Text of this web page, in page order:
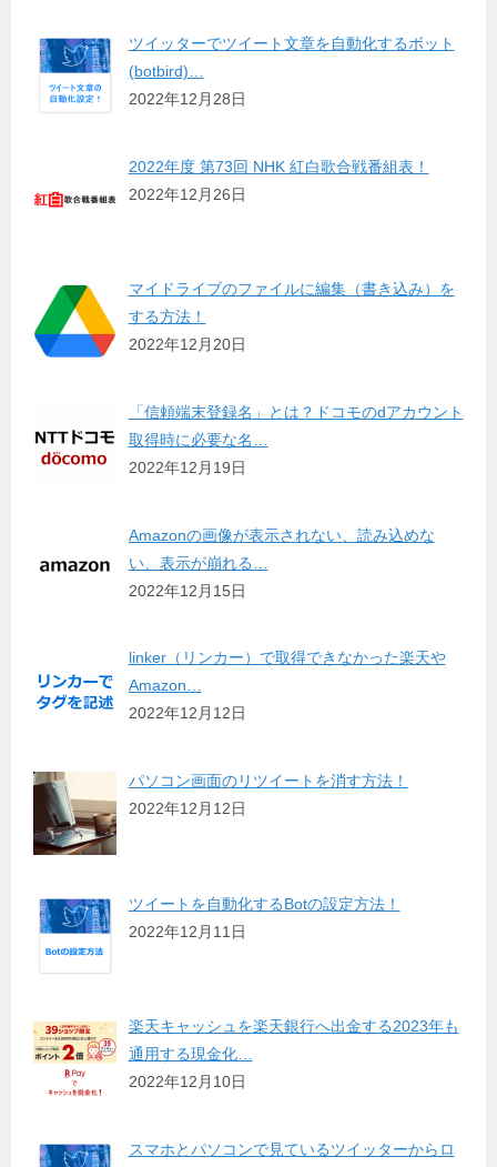
ツイッターでツイート文章を自動化するボット
(botbird)…
2022年12月28日
2022年度 第73回 NHK 紅白歌合戦番組表！
2022年12月26日
マイドライブのファイルに編集（書き込み）を
する方法！
2022年12月20日
「信頼端末登録名」とは？ドコモのdアカウント
取得時に必要な名…
2022年12月19日
Amazonの画像が表示されない、読み込めな
い、表示が崩れる…
2022年12月15日
linker（リンカー）で取得できなかった楽天や
Amazon…
2022年12月12日
パソコン画面のリツイートを消す方法！
2022年12月12日
ツイートを自動化するBotの設定方法！
2022年12月11日
楽天キャッシュを楽天銀行へ出金する2023年も
通用する現金化…
2022年12月10日
スマホとパソコンで見ているツイッターからロ